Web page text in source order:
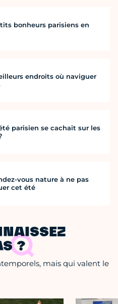
bonheurs parisiens en
endroits où naviguer
parisien se cachait sur les
vous nature à ne pas
cet été
?
mais qui valent le